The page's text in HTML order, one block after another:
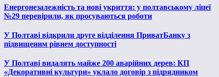
Енергонезалежність та нові укриття: у полтавському ліцеї
№29 перевірили, як просуваються роботи
У Полтаві відкрили друге відділення ПриватБанку з
підвищеним рівнем доступності
У Полтаві видалять майже 200 аварійних дерев: КП
«Декоративні культури» уклало договір з підрядником